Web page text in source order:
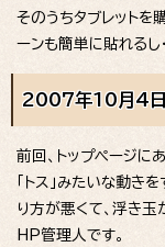
そのうちタブレットを
ーンも簡単に貼れるし・
2007年10月4日
前回、トップページに
「トス」みたいな動き
り方が悪くて、浮き
HP管理人です。